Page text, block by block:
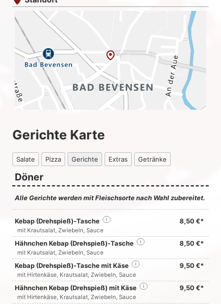
Gerichte Karte
Salate Pizza Gerichte Extras Getränke
Döner
Alle Gerichte werden mit Fleischsorte nach Wahl zubereitet.
Kebap (Drehspieß)-Tasche 8,50 €*
i
mit Krautsalat, Zwiebeln, Sauce
Hähnchen Kebap (Drehspieß)-Tasche 8,50 €*
i
mit Krautsalat, Zwiebeln, Sauce
Kebap (Drehspieß)-Tasche mit Käse 9,50 €*
i
mit Hirtenkäse, Krautsalat, Zwiebeln, Sauce
Hähnchen Kebap (Drehspieß) mit Käse 9,50 €*
i
mit Hirtenkäse, Krautsalat, Zwiebeln, Sauce